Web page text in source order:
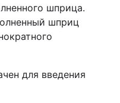
шприца.
шприц
для введения